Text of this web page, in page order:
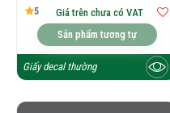
5
Giá trên chưa có VAT
Sản phẩm tương tự
Giấy decal thường